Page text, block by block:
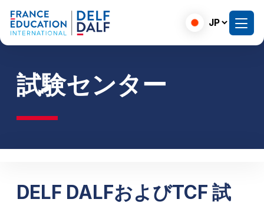
Choose
a
試験センター
DELF DALFおよびTCF 試